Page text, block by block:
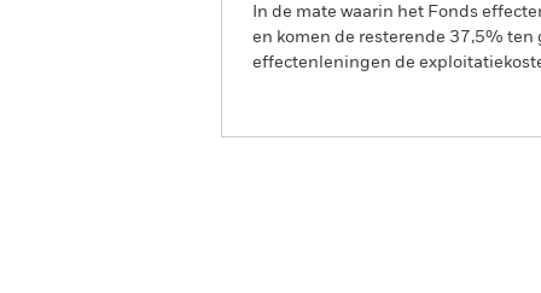
In de mate waarin het Fonds
en komen de resterende 37,5%
effectenleningen de